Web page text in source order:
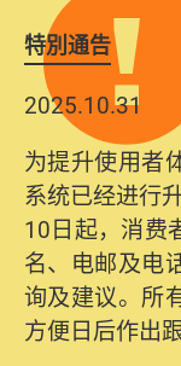
特別通告
2025.10.31
为提升使用者
系统已经进行
10日起，消费
名、电邮及电
询及建议。所
方便日后作出跟